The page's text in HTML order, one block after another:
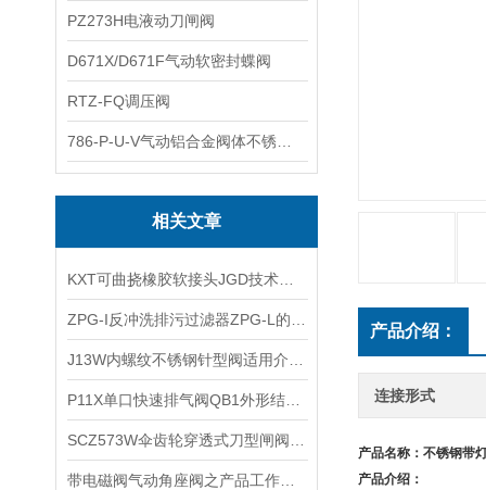
PZ273H电液动刀闸阀
D671X/D671F气动软密封蝶阀
RTZ-FQ调压阀
相关文章
产品介绍：
连接形式
产品名称： 不锈钢带
产品介绍：